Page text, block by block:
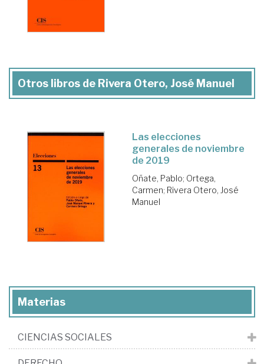
Otros libros de Rivera Otero, José Manuel
Las elecciones
generales de noviembre
de 2019
Oñate, Pablo; Ortega,
Carmen; Rivera Otero, José
Manuel
Materias
CIENCIAS SOCIALES